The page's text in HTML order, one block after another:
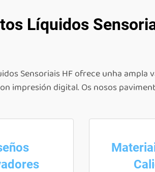
Líquidos
Sensoriais HF ofrece unha
impresión digital. Os nosos